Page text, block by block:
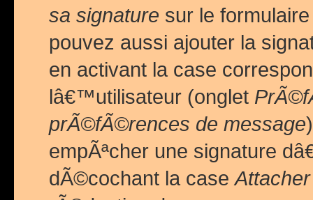
sa signature sur le
pouvez aussi ajouter la
en activant la case
lâ€™utilisateur (onglet
prÃ©fÃ©rences de message
empÃªcher une signature
dÃ©cochant la case